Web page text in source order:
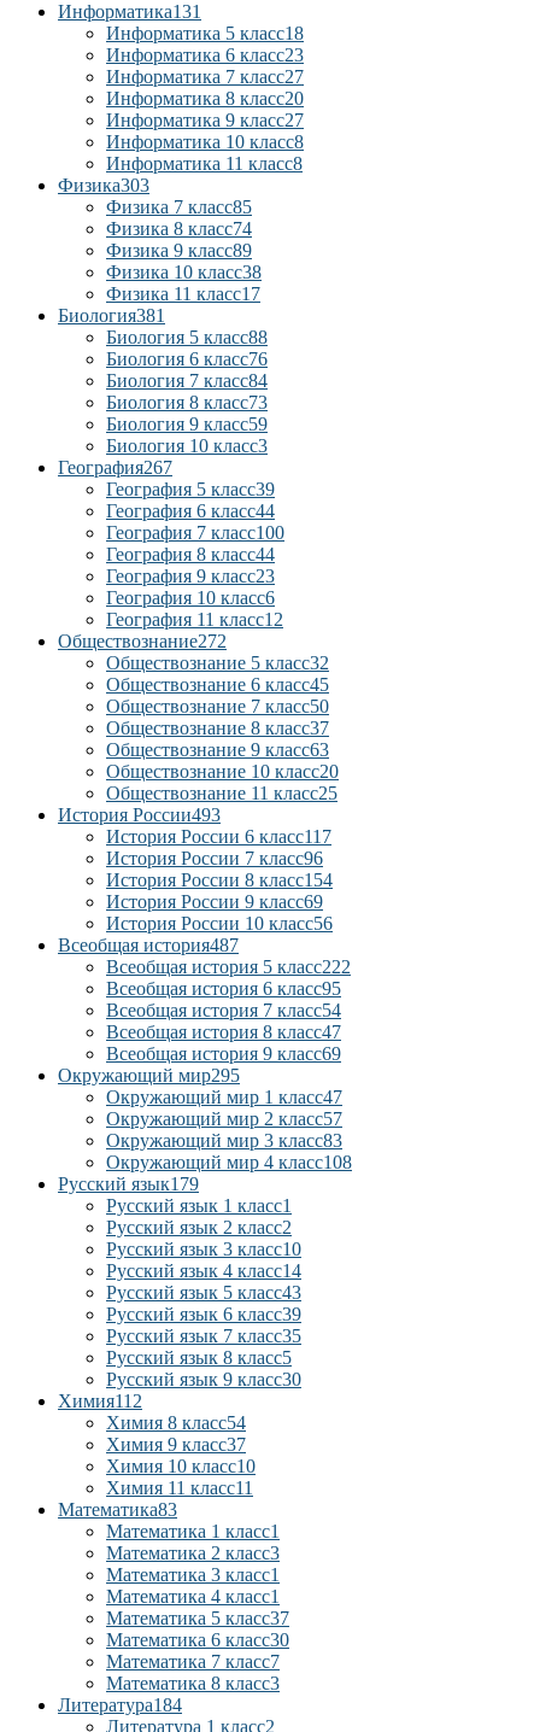
Информатика131
Информатика 5 класс18
Информатика 6 класс23
Информатика 7 класс27
Информатика 8 класс20
Информатика 9 класс27
Информатика 10 класс8
Информатика 11 класс8
Физика303
Физика 7 класс85
Физика 8 класс74
Физика 9 класс89
Физика 10 класс38
Физика 11 класс17
Биология381
Биология 5 класс88
Биология 6 класс76
Биология 7 класс84
Биология 8 класс73
Биология 9 класс59
Биология 10 класс3
География267
География 5 класс39
География 6 класс44
География 7 класс100
География 8 класс44
География 9 класс23
География 10 класс6
География 11 класс12
Обществознание272
Обществознание 5 класс32
Обществознание 6 класс45
Обществознание 7 класс50
Обществознание 8 класс37
Обществознание 9 класс63
Обществознание 10 класс20
Обществознание 11 класс25
История России493
История России 6 класс117
История России 7 класс96
История России 8 класс154
История России 9 класс69
История России 10 класс56
Всеобщая история487
Всеобщая история 5 класс222
Всеобщая история 6 класс95
Всеобщая история 7 класс54
Всеобщая история 8 класс47
Всеобщая история 9 класс69
Окружающий мир295
Окружающий мир 1 класс47
Окружающий мир 2 класс57
Окружающий мир 3 класс83
Окружающий мир 4 класс108
Русский язык179
Русский язык 1 класс1
Русский язык 2 класс2
Русский язык 3 класс10
Русский язык 4 класс14
Русский язык 5 класс43
Русский язык 6 класс39
Русский язык 7 класс35
Русский язык 8 класс5
Русский язык 9 класс30
Химия112
Химия 8 класс54
Химия 9 класс37
Химия 10 класс10
Химия 11 класс11
Математика83
Математика 1 класс1
Математика 2 класс3
Математика 3 класс1
Математика 4 класс1
Математика 5 класс37
Математика 6 класс30
Математика 7 класс7
Математика 8 класс3
Литература184
Литература 1 класс2